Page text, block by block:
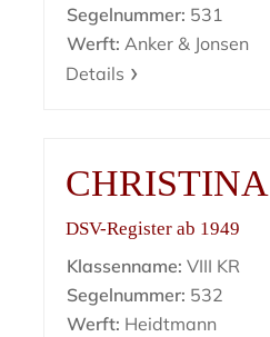
Segelnummer: 531
Werft: Anker & Jonsen
Details
CHRISTINA
DSV-Register ab 1949
Klassenname: VIII KR
Segelnummer: 532
Werft: Heidtmann